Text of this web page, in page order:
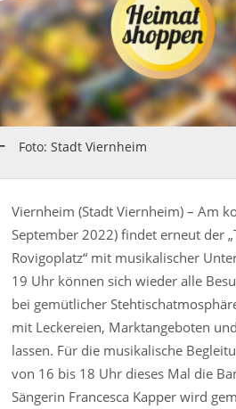
Foto: Stadt Viernheim
Viernheim (Stadt Viernheim) – Am
September 2022) findet erneut der
Rovigoplatz“ mit musikalischer
19 Uhr können sich wieder alle
bei gemütlicher
mit Leckereien, Marktangeboten
lassen. Für die musikalische
von 16 bis 18 Uhr dieses Mal die
Sängerin Francesca Kapper wird